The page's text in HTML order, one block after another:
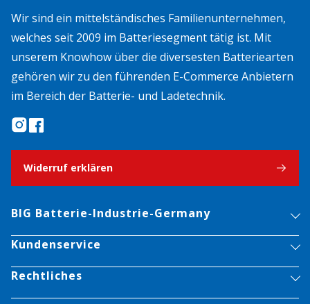
Wir sind ein mittelständisches Familienunternehmen,
welches seit 2009 im Batteriesegment tätig ist. Mit
unserem Knowhow über die diversesten Batteriearten
gehören wir zu den führenden E-Commerce Anbietern
im Bereich der Batterie- und Ladetechnik.
Widerruf erklären
BIG Batterie-Industrie-Germany
Kundenservice
Rechtliches